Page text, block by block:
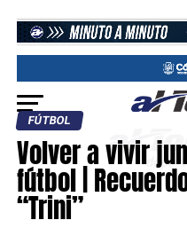
FÚTBOL
Volver a vivir
fútbol |
“Trini”